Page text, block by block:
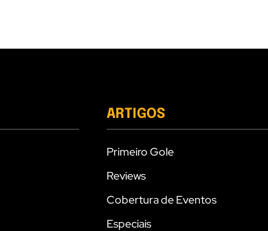
ARTIGOS
Primeiro Gole
Reviews
Cobertura de Eventos
Especiais